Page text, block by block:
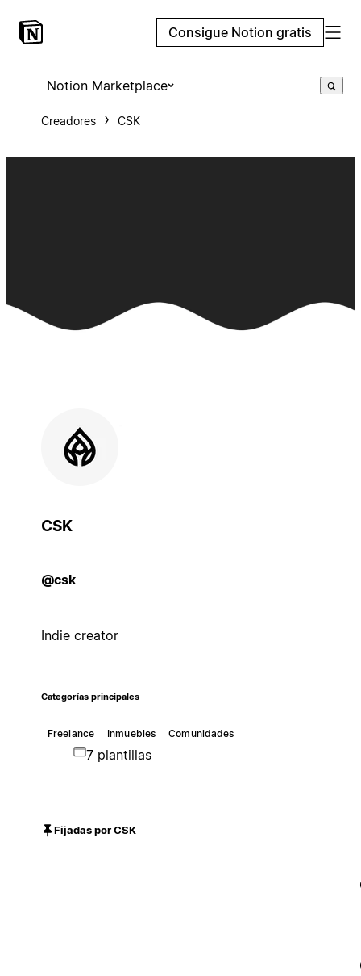
Consigue Notion gratis
Notion Marketplace
Creadores CSK
CSK
@csk
Indie creator
Categorías principales
Freelance Inmuebles Comunidades
7 plantillas
Fijadas por CSK